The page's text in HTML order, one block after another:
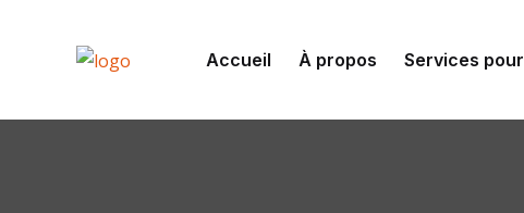
Accueil À propos Services pour